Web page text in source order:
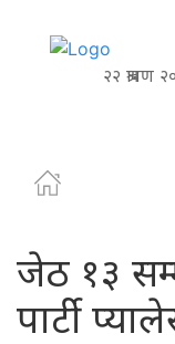
२२
जेठ १३
पार्टी